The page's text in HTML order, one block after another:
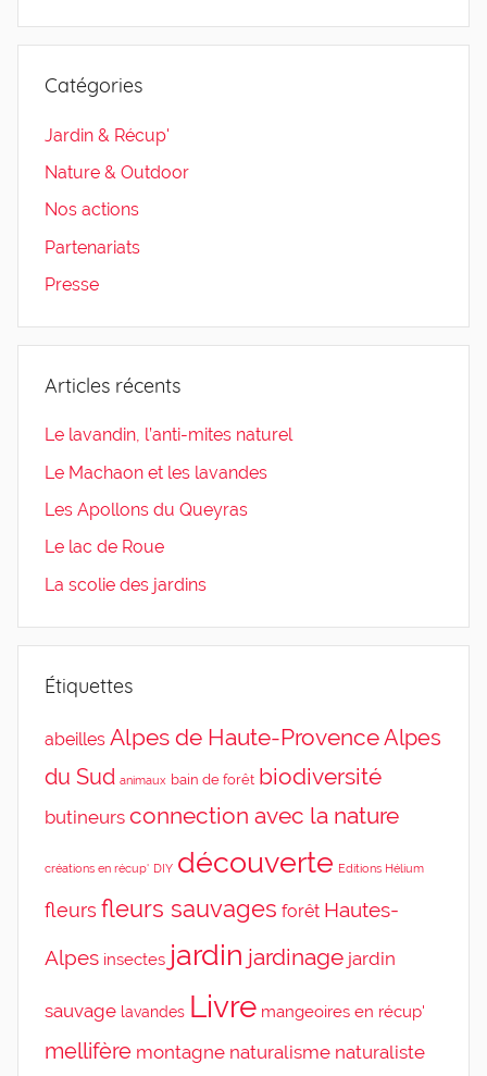
Catégories
Jardin & Récup'
Nature & Outdoor
Nos actions
Partenariats
Presse
Articles récents
Le lavandin, l’anti-mites naturel
Le Machaon et les lavandes
Les Apollons du Queyras
Le lac de Roue
La scolie des jardins
Étiquettes
abeilles Alpes de Haute-ProvenceAlpes
du Sud animaux bain de forêt biodiversité
butineurs connection avec la nature
créations en récup' DIY découverte Editions Hélium
fleurs fleurs sauvages forêt Hautes-
Alpes insectes jardin jardinage jardin
sauvage lavandes Livre mangeoires en récup'
mellifère montagne naturalisme naturaliste